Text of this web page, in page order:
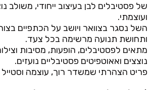
של פסטיבלים לבן בעיצוב ייחודי,
ועוצמתי.
השל נסגר בצוואר ויושב על הכתפיים
ותחושת תנועה מרשימה בכל צעד.
מתאים לפסטיבלים, הופעות, מסיבות
נוצצים ואאוטפיטים פסטיבליים נועזים.
פריט הצהרתי שמשדר רוך, עוצמה